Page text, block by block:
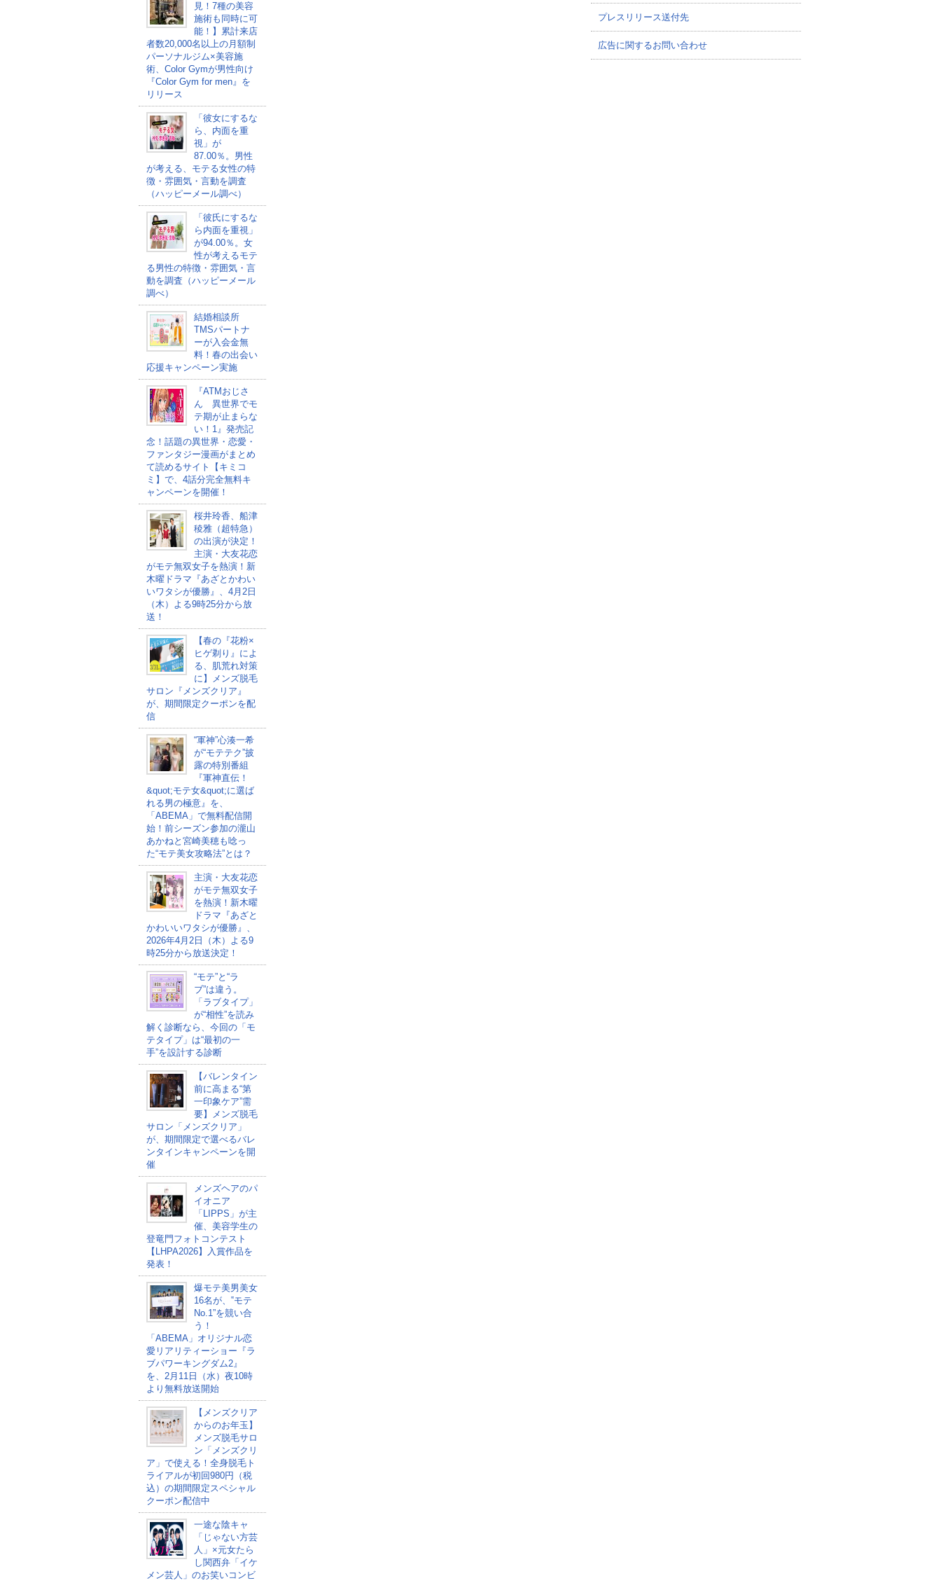
見！7種の美容
施術も同時に可
能！】累計来店
者数20,000名以上の月額制
パーソナルジム×美容施
術、Color Gymが男性向け
『Color Gym for men』を
リリース
「彼女にするな
ら、内面を重
視」が
87.00％。男性
が考える、モテる女性の特
徴・雰囲気・言動を調査
（ハッピーメール調べ）
「彼氏にするな
ら内面を重視」
が94.00％。女
性が考えるモテ
る男性の特徴・雰囲気・言
動を調査（ハッピーメール
調べ）
結婚相談所
TMSパートナ
ーが入会金無
料！春の出会い
応援キャンペーン実施
『ATMおじさ
ん 異世界でモ
テ期が止まらな
い！1』発売記
念！話題の異世界・恋愛・
ファンタジー漫画がまとめ
て読めるサイト【キミコ
ミ】で、4話分完全無料キ
ャンペーンを開催！
桜井玲香、船津
稜雅（超特急）
の出演が決定！
主演・大友花恋
がモテ無双女子を熱演！新
木曜ドラマ『あざとかわい
いワタシが優勝』、4月2日
（木）よる9時25分から放
送！
【春の『花粉×
ヒゲ剃り』によ
る、肌荒れ対策
に】メンズ脱毛
サロン『メンズクリア』
が、期間限定クーポンを配
信
“軍神”心湊一希
が“モテテク”披
露の特別番組
『軍神直伝！
&quot;モテ女&quot;に選ば
れる男の極意』を、
「ABEMA」で無料配信開
始！前シーズン参加の瀧山
あかねと宮崎美穂も唸っ
た“モテ美女攻略法”とは？
主演・大友花恋
がモテ無双女子
を熱演！新木曜
ドラマ『あざと
かわいいワタシが優勝』、
2026年4月2日（木）よる9
時25分から放送決定！
“モテ”と“ラ
ブ”は違う。
「ラブタイプ」
が“相性”を読み
解く診断なら、今回の「モ
テタイプ」は“最初の一
手”を設計する診断
【バレンタイン
前に高まる“第
一印象ケア”需
要】メンズ脱毛
サロン「メンズクリア」
が、期間限定で選べるバレ
ンタインキャンペーンを開
催
メンズヘアのパ
イオニア
「LIPPS」が主
催、美容学生の
登竜門フォトコンテスト
【LHPA2026】入賞作品を
発表！
爆モテ美男美女
16名が、‟モテ
No.1”を競い合
う！
「ABEMA」オリジナル恋
愛リアリティーショー『ラ
ブパワーキングダム2』
を、2月11日（水）夜10時
より無料放送開始
【メンズクリア
からのお年玉】
メンズ脱毛サロ
ン「メンズクリ
ア」で使える！全身脱毛ト
ライアルが初回980円（税
込）の期間限定スペシャル
クーポン配信中
一途な陰キャ
「じゃない方芸
人」×元女たら
し関西弁「イケ
メン芸人」のお笑いコンビ
プレスリリース送付先
広告に関するお問い合わせ